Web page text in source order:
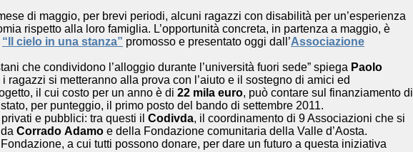
di maggio, per brevi periodi, alcuni ragazzi con disabilità per un’esperienza
rispetto alla loro famiglia. L’opportunità concreta, in partenza a maggio, è
“Il cielo in una stanza” promosso e presentato oggi dall’Associazione
che condividono l’alloggio durante l’università fuori sede” spiega Paolo
i ragazzi si metteranno alla prova con l’aiuto e il sostegno di amici ed
il cui costo per un anno è di 22 mila euro, può contare sul finanziamento di
per punteggio, il primo posto del bando di settembre 2011.
e pubblici: tra questi il Codivda, il coordinamento di 9 Associazioni che si
Corrado Adamo e della Fondazione comunitaria della Valle d’Aosta.
a cui tutti possono donare, per dare un futuro a questa iniziativa